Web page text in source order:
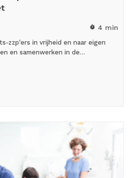
timer 4 min
zzp'ers in vrijheid en naar eigen
en samenwerken in de…